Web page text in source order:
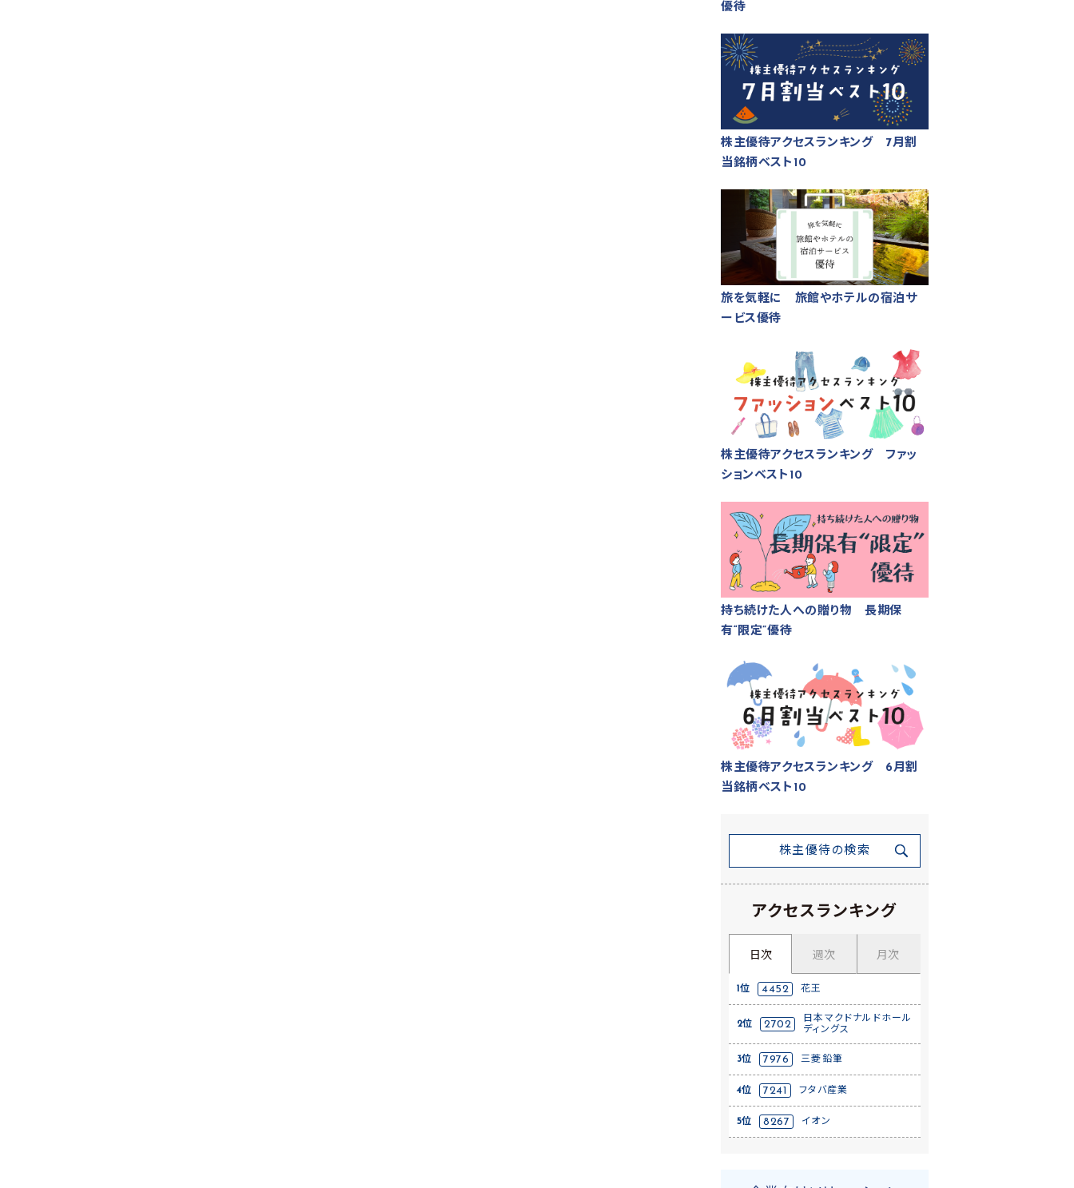
優待
株主優待アクセスランキング 7月割
当銘柄ベスト10
旅を気軽に 旅館やホテルの宿泊サ
ービス優待
株主優待アクセスランキング ファッ
ションベスト10
持ち続けた人への贈り物 長期保
有“限定”優待
株主優待アクセスランキング 6月割
当銘柄ベスト10
株主優待の検索
アクセスランキング
日次 週次 月次
1位 4452 花王
2位 2702
日本マクドナルドホール
ディングス
3位 7976 三菱鉛筆
4位 7241 フタバ産業
5位 8267 イオン